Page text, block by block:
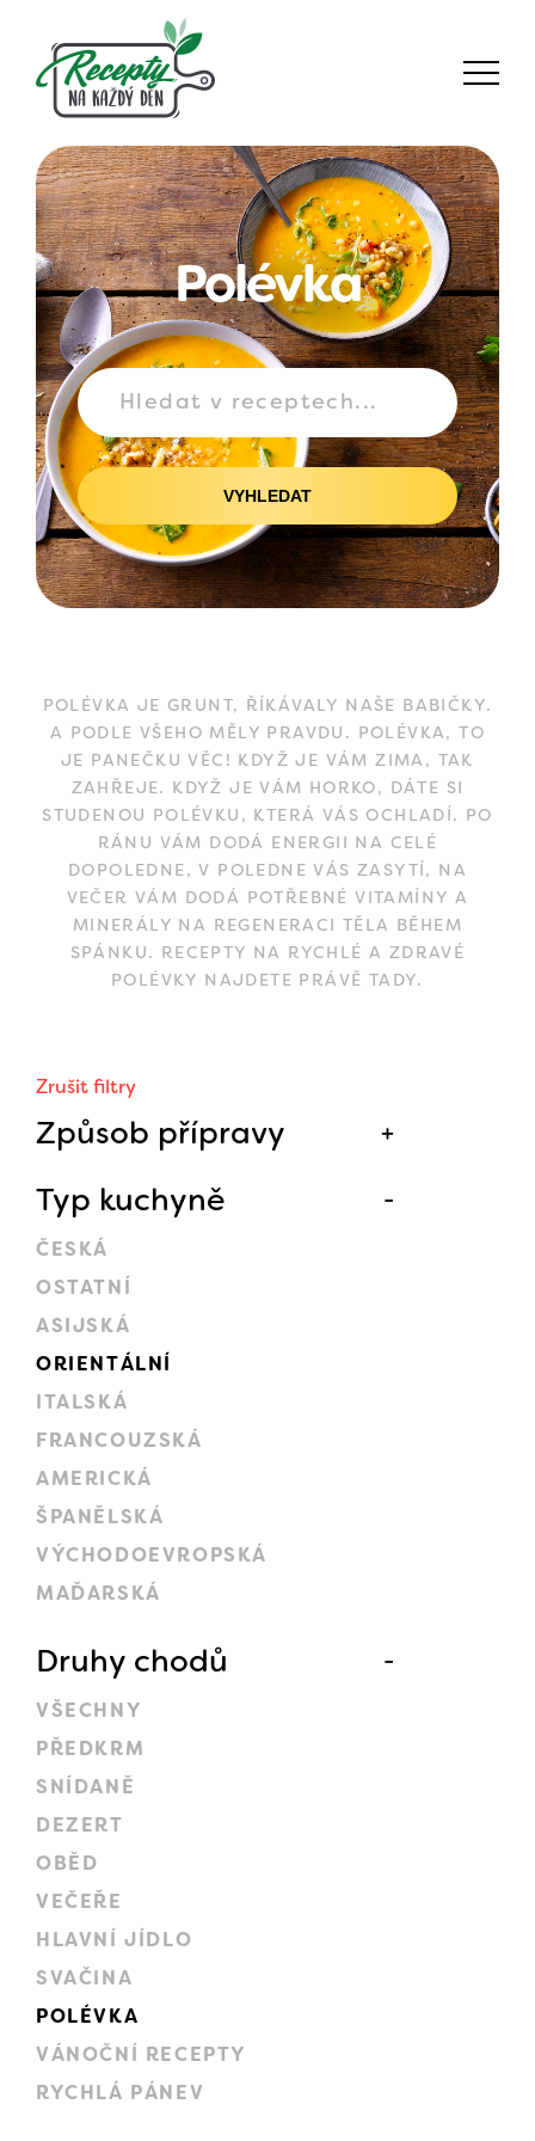
Polévka
VYHLEDAT
Zrušit filtry
Způsob přípravy
Typ kuchyně
ČESKÁ
OSTATNÍ
ASIJSKÁ
ORIENTÁLNÍ
ITALSKÁ
FRANCOUZSKÁ
AMERICKÁ
ŠPANĚLSKÁ
VÝCHODOEVROPSKÁ
MAĎARSKÁ
Druhy chodů
VŠECHNY
PŘEDKRM
SNÍDANĚ
DEZERT
OBĚD
VEČEŘE
HLAVNÍ JÍDLO
SVAČINA
POLÉVKA
VÁNOČNÍ RECEPTY
RYCHLÁ PÁNEV
POLÉVKA JE GRUNT, ŘÍKÁVALY NAŠE BABIČKY.
A PODLE VŠEHO MĚLY PRAVDU. POLÉVKA, TO
JE PANEČKU VĚC! KDYŽ JE VÁM ZIMA, TAK
ZAHŘEJE. KDYŽ JE VÁM HORKO, DÁTE SI
STUDENOU POLÉVKU, KTERÁ VÁS OCHLADÍ. PO
RÁNU VÁM DODÁ ENERGII NA CELÉ
DOPOLEDNE, V POLEDNE VÁS ZASYTÍ, NA
VEČER VÁM DODÁ POTŘEBNÉ VITAMÍNY A
MINERÁLY NA REGENERACI TĚLA BĚHEM
SPÁNKU. RECEPTY NA RYCHLÉ A ZDRAVÉ
POLÉVKY NAJDETE PRÁVĚ TADY.